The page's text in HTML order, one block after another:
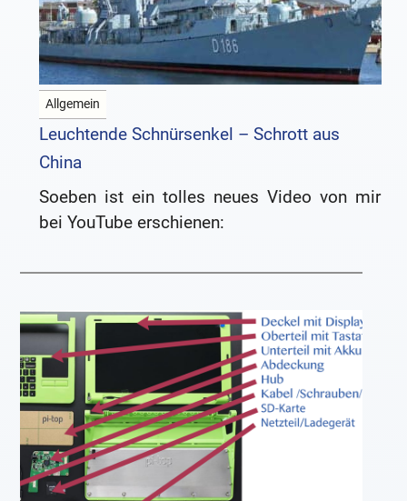
Allgemein
Leuchtende Schnürsenkel – Schrott aus
China
Soeben ist ein tolles neues Video von mir
bei YouTube erschienen: